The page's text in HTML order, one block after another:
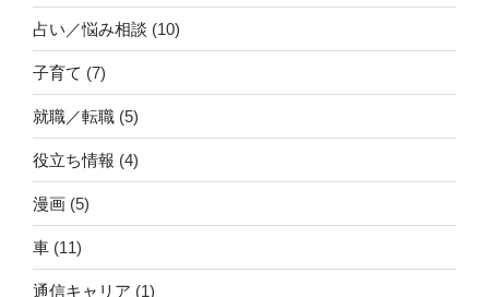
占い／悩み相談 (10)
子育て (7)
就職／転職 (5)
役立ち情報 (4)
漫画 (5)
車 (11)
通信キャリア (1)